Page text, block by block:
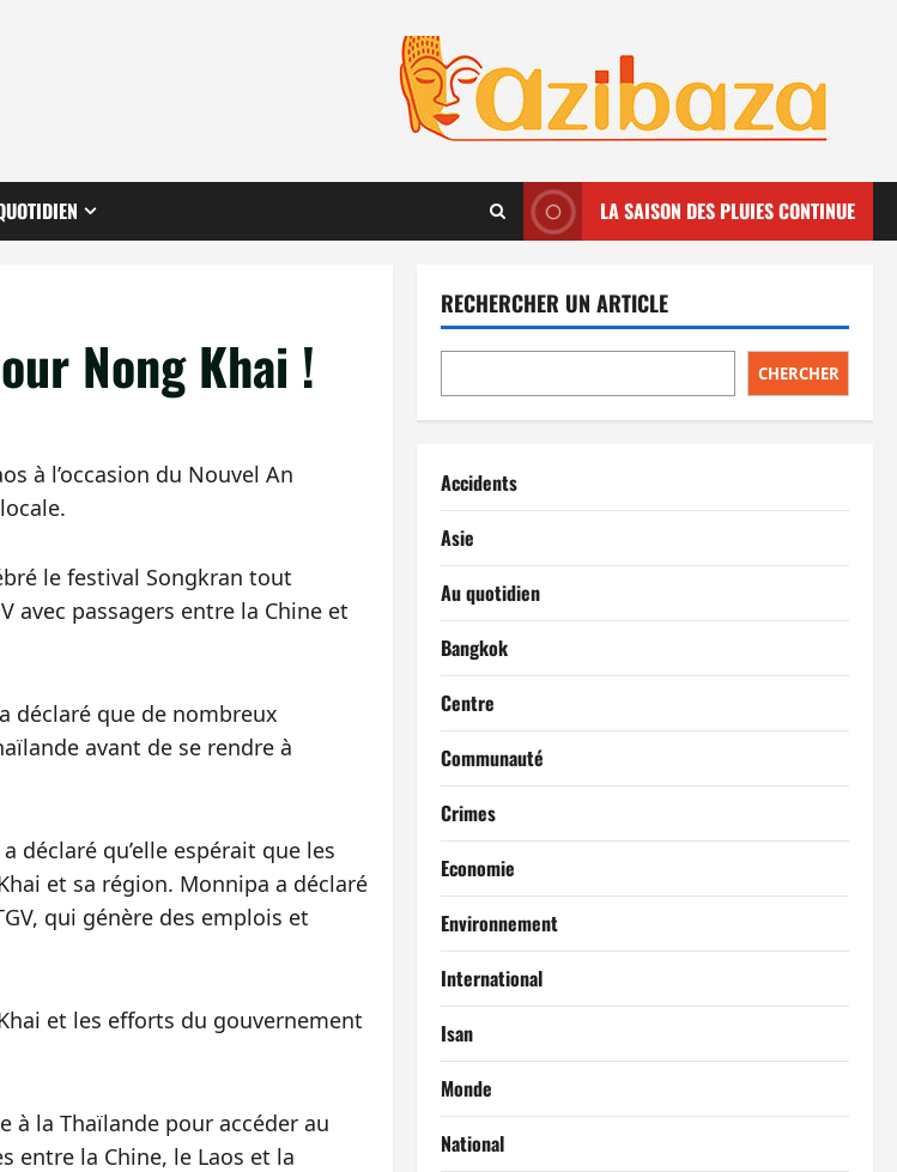
LA SAISON DES PLUIES CONTINUE
Nong Khai !
à l’occasion du Nouvel An
le festival Songkran tout
avec passagers entre la Chine et
déclaré que de nombreux
avant de se rendre à
déclaré qu’elle espérait que les
et sa région. Monnipa a déclaré
qui génère des emplois et
et les efforts du gouvernement
à la Thaïlande pour accéder au
entre la Chine, le Laos et la
RECHERCHER UN ARTICLE
CHERCHER
Accidents
Asie
Au quotidien
Bangkok
Centre
Communauté
Crimes
Economie
Environnement
International
Isan
Monde
National